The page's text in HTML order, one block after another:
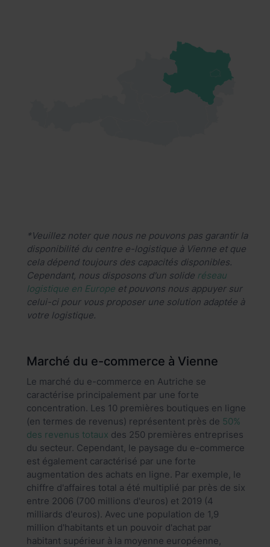
Marché du e-commerce à Vienne
Le marché du e-commerce en Autriche se
caractérise principalement par une forte
concentration. Les 10 premières boutiques en ligne
(en termes de revenus) représentent près de 50%
des revenus totaux des 250 premières entreprises
du secteur. Cependant, le paysage du e-commerce
est également caractérisé par une forte
augmentation des achats en ligne. Par exemple, le
chiffre d'affaires total a été multiplié par près de six
entre 2006 (700 millions d'euros) et 2019 (4
milliards d'euros). Avec une population de 1,9
million d'habitants et un pouvoir d'achat par
habitant supérieur à la moyenne européenne,
*Veuillez noter que nous ne pouvons pas garantir la
disponibilité du centre e-logistique à Vienne et que
cela dépend toujours des capacités disponibles.
Cependant, nous disposons d'un solide réseau
logistique en Europe et pouvons nous appuyer sur
celui-ci pour vous proposer une solution adaptée à
votre logistique.